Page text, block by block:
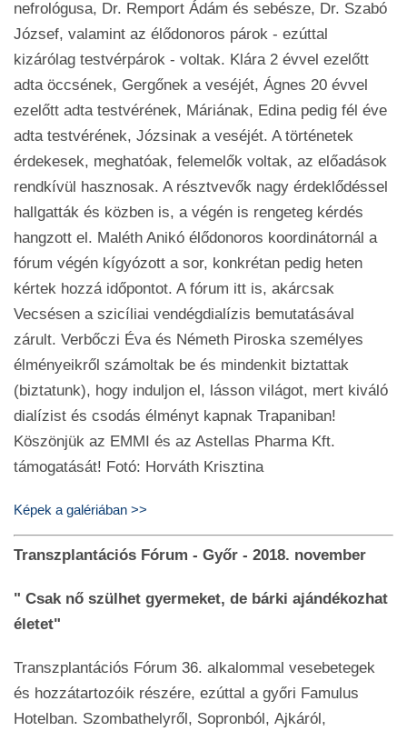
nefrológusa, Dr. Remport Ádám és sebésze, Dr. Szabó
József, valamint az élődonoros párok - ezúttal
kizárólag testvérpárok - voltak. Klára 2 évvel ezelőtt
adta öccsének, Gergőnek a veséjét, Ágnes 20 évvel
ezelőtt adta testvérének, Máriának, Edina pedig fél éve
adta testvérének, Józsinak a veséjét. A történetek
érdekesek, meghatóak, felemelők voltak, az előadások
rendkívül hasznosak. A résztvevők nagy érdeklődéssel
hallgatták és közben is, a végén is rengeteg kérdés
hangzott el. Maléth Anikó élődonoros koordinátornál a
fórum végén kígyózott a sor, konkrétan pedig heten
kértek hozzá időpontot. A fórum itt is, akárcsak
Vecsésen a szicíliai vendégdialízis bemutatásával
zárult. Verbőczi Éva és Németh Piroska személyes
élményeikről számoltak be és mindenkit biztattak
(biztatunk), hogy induljon el, lásson világot, mert kiváló
dialízist és csodás élményt kapnak Trapaniban!
Köszönjük az EMMI és az Astellas Pharma Kft.
támogatását! Fotó: Horváth Krisztina
Képek a galériában >>
Transzplantációs Fórum - Győr - 2018. november
" Csak nő szülhet gyermeket, de bárki ajándékozhat
életet"
Transzplantációs Fórum 36. alkalommal vesebetegek
és hozzátartozóik részére, ezúttal a győri Famulus
Hotelban. Szombathelyről, Sopronból, Ajkáról,